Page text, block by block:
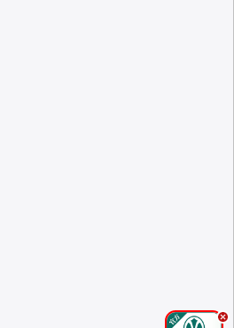
.